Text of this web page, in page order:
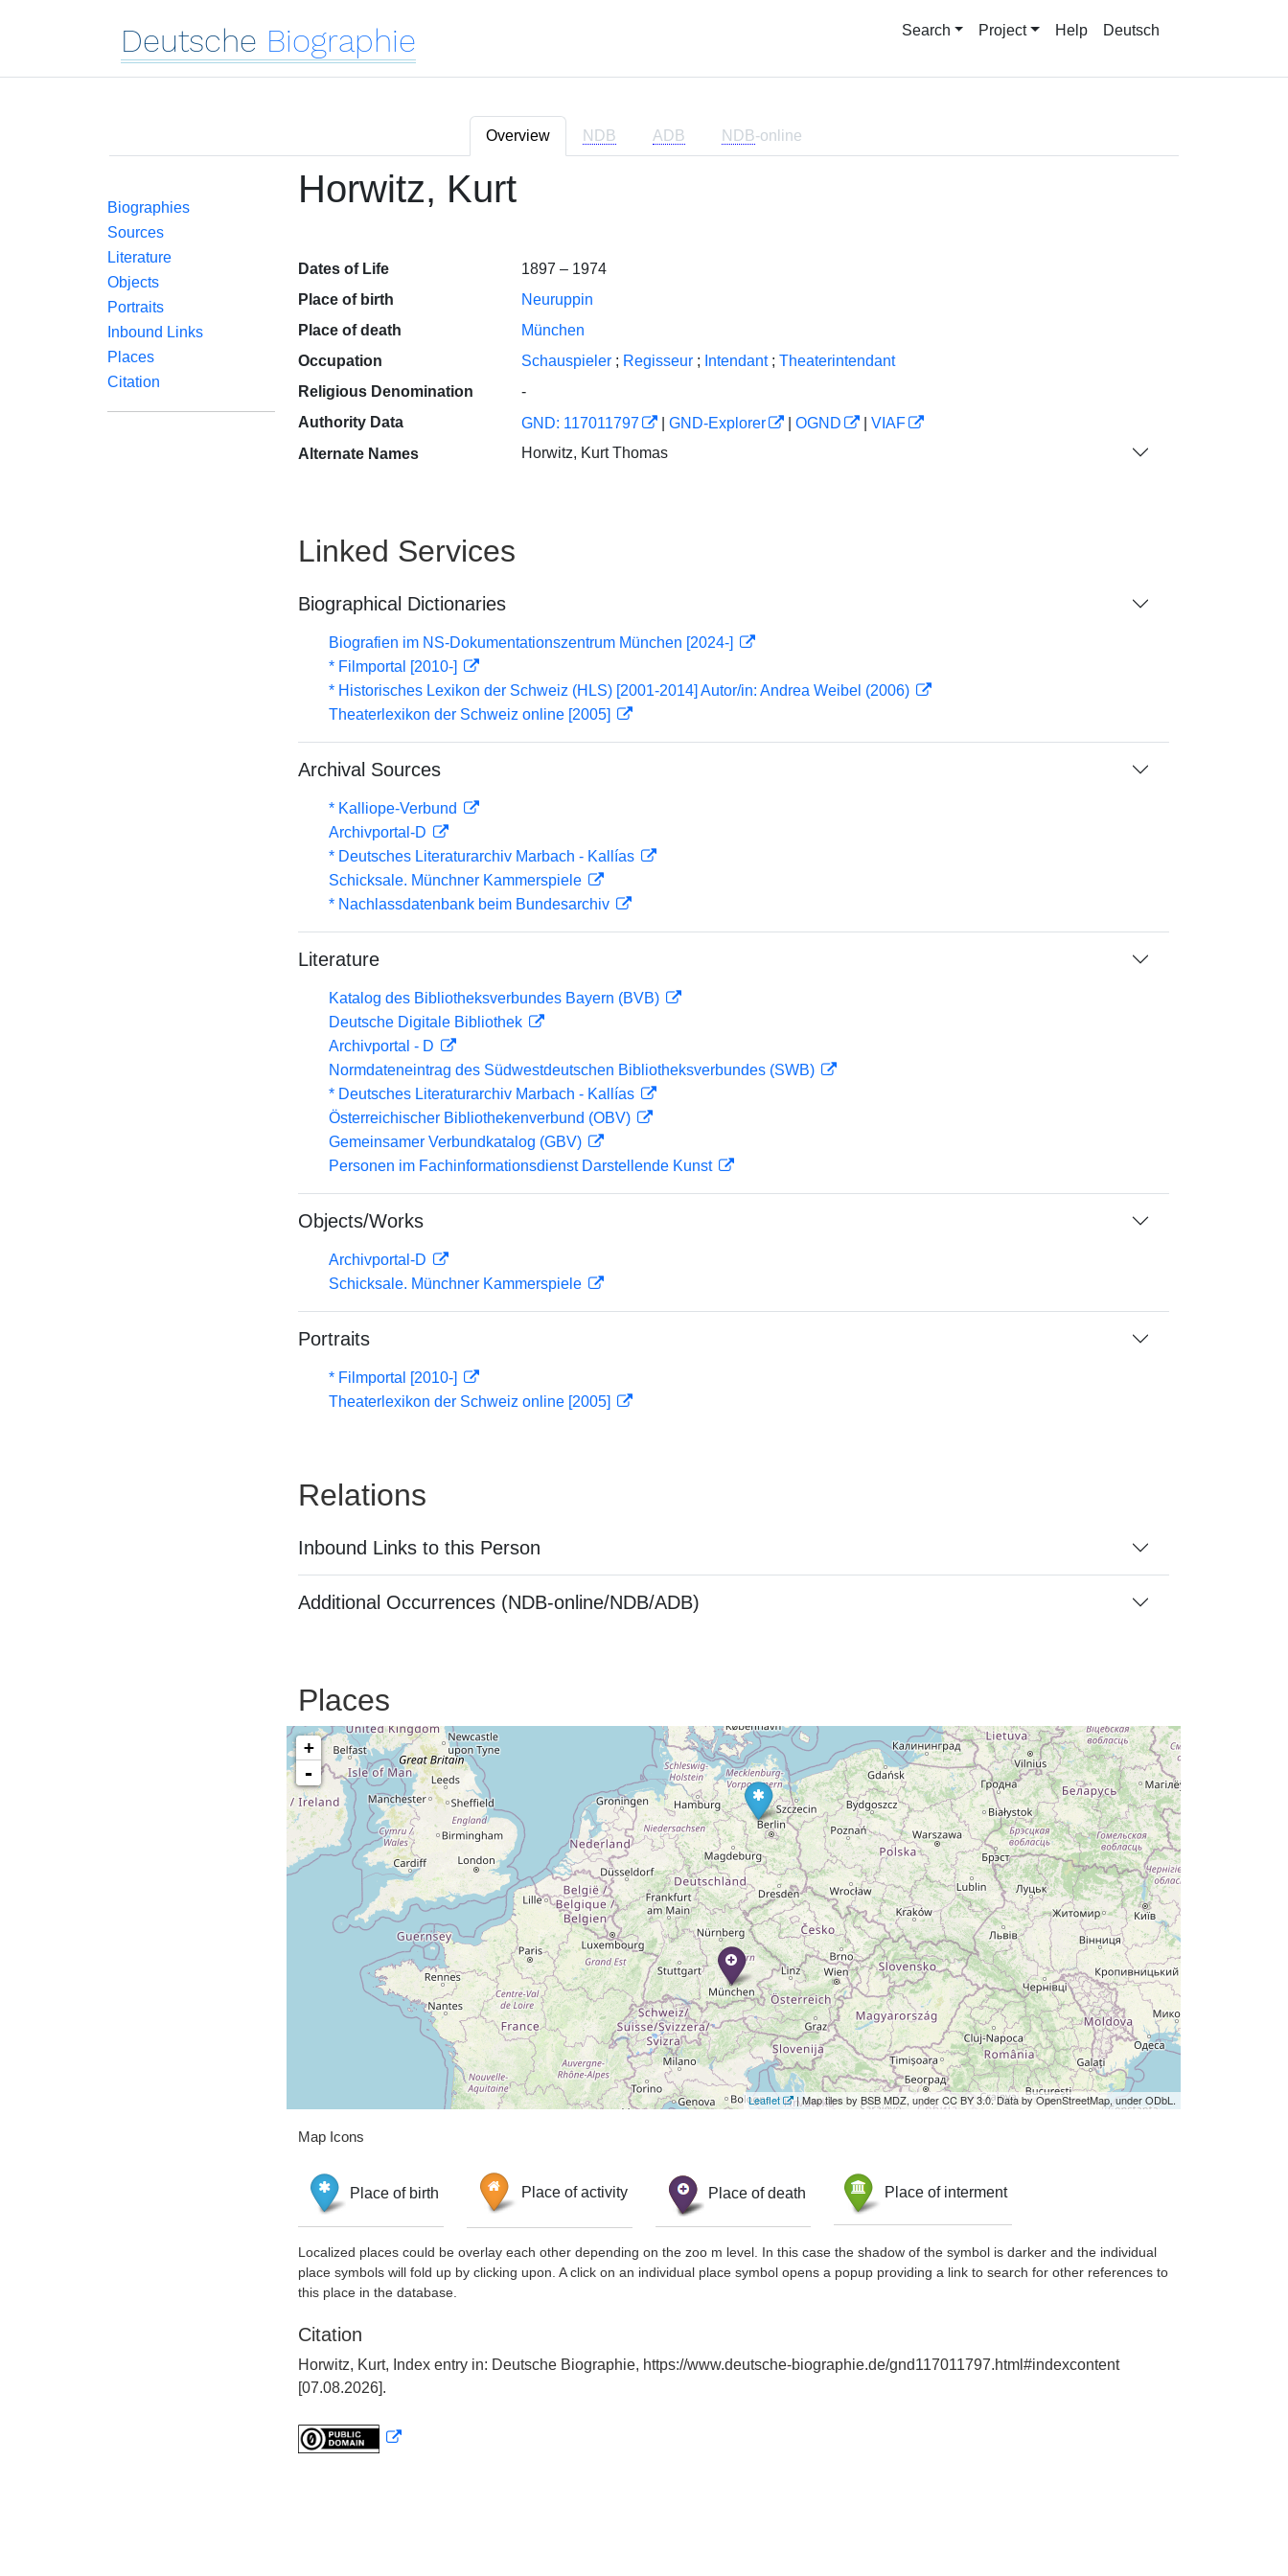
Deutsche Biographie Search Project Help Deutsch
Overview NDB ADB NDB-online
Biographies
Sources
Literature
Objects
Portraits
Inbound Links
Places
Citation
Horwitz, Kurt
Dates of Life
1897 – 1974
Place of birth
Neuruppin
Place of death
München
Occupation
Schauspieler ; Regisseur ; Intendant ; Theaterintendant
Religious Denomination
-
Authority Data
GND: 117011797 GND-Explorer OGND
VIAF
Alternate Names
Horwitz, Kurt Thomas
Linked Services
Biographical Dictionaries
Biografien im NS-Dokumentationszentrum München [2024-]
* Filmportal [2010-]
* Historisches Lexikon der Schweiz (HLS) [2001-2014] Autor/in: Andrea Weibel (2006)
Theaterlexikon der Schweiz online [2005]
Archival Sources
* Kalliope-Verbund
Archivportal-D
* Deutsches Literaturarchiv Marbach - Kallías
Schicksale. Münchner Kammerspiele
* Nachlassdatenbank beim Bundesarchiv
Literature
Katalog des Bibliotheksverbundes Bayern (BVB)
Deutsche Digitale Bibliothek
Archivportal - D
Normdateneintrag des Südwestdeutschen Bibliotheksverbundes (SWB)
* Deutsches Literaturarchiv Marbach - Kallías
Österreichischer Bibliothekenverbund (OBV)
Gemeinsamer Verbundkatalog (GBV)
Personen im Fachinformationsdienst Darstellende Kunst
Objects/Works
Archivportal-D
Schicksale. Münchner Kammerspiele
Portraits
* Filmportal [2010-]
Theaterlexikon der Schweiz online [2005]
Relations
Inbound Links to this Person
Additional Occurrences (NDB-online/NDB/ADB)
Places
+
-
Leaflet | Map tiles by BSB MDZ, under CC BY 3.0. Data by OpenStreetMap, under ODbL.
Map Icons
Place of birth Place of activity Place of death Place of interment
Localized places could be overlay each other depending on the zoo m level. In this case the shadow of the symbol is darker and the individual
place symbols will fold up by clicking upon. A click on an individual place symbol opens a popup providing a link to search for other references to
this place in the database.
Citation
Horwitz, Kurt, Index entry in: Deutsche Biographie, https://www.deutsche-biographie.de/gnd117011797.html#indexcontent
[07.08.2026].